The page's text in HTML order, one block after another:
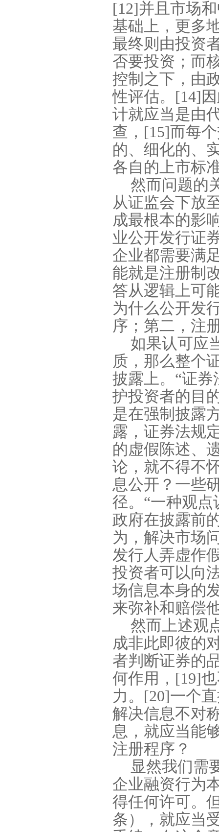
[12]并且市场
基础上，更多
最终则由投资
否要投资；而
控制之下，由
性评估。 [14]
计就应当是由
查， [15]而每
的、细化的、
各自的上市标
然而问题的
从证监会下放
成最根本的影
业公开发行证
企业都需要满
能就是注册制
答从逻辑上可
为什么公开发
序；第二，注
如果认可应
质，那么整个
披露上。“证
护投资者的目
是在强制披露
露，证券法规
的虚假陈述、
论，就不得不
息公开？一些
径。“一种观
政府在披露前
为，解决市场
发行人弄虚作
投资者可以向
场信息本身的
来弥补和赔偿
然而上述观
成非此即彼的
者判断证券的
何作用， [19]
力。 [20]一个
解决信息不对
息，就应当能
注册程序？
显然我们需
企业融资行为
得任何许可。
条），就应当